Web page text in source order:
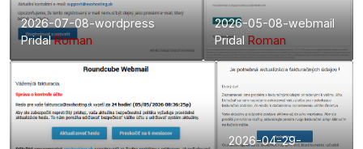
2026-07-08-wordpress
PridalRoman
2026-05-08-webmail
PridalRoman
2026-04-29-